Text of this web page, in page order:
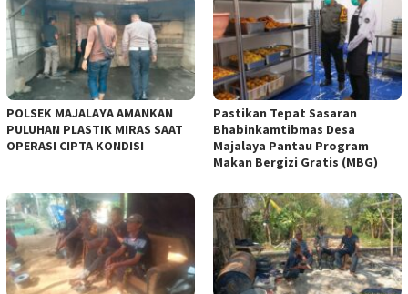
POLSEK MAJALAYA AMANKAN
PULUHAN PLASTIK MIRAS SAAT
OPERASI CIPTA KONDISI
Pastikan Tepat Sasaran
Bhabinkamtibmas Desa
Majalaya Pantau Program
Makan Bergizi Gratis (MBG)